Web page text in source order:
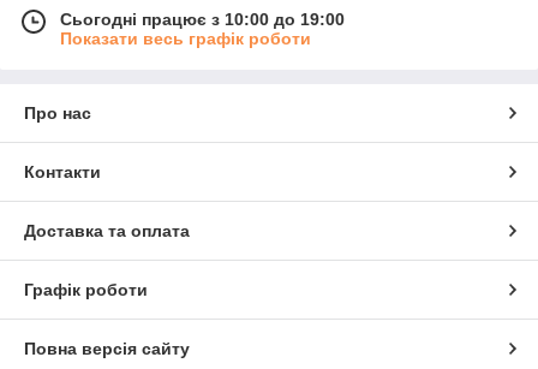
Сьогодні працює з 10:00 до 19:00
Показати весь графік роботи
Про нас
Контакти
Доставка та оплата
Графік роботи
Повна версія сайту